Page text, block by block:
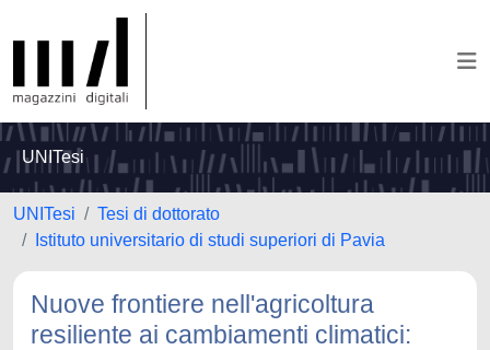
UNITesi
UNITesi
Tesi di dottorato
Istituto universitario di studi superiori di Pavia
Nuove frontiere nell'agricoltura
resiliente ai cambiamenti climatici: